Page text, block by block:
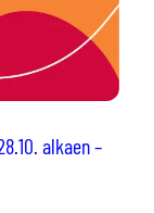
alkaen –